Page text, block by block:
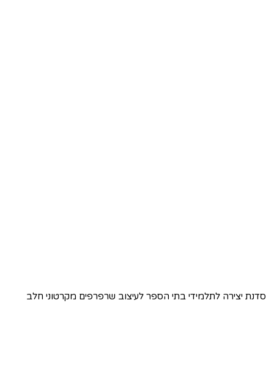
סדנת יצירה לתלמידי בתי הספר לעיצוב שרפרפים מקרטוני חלב